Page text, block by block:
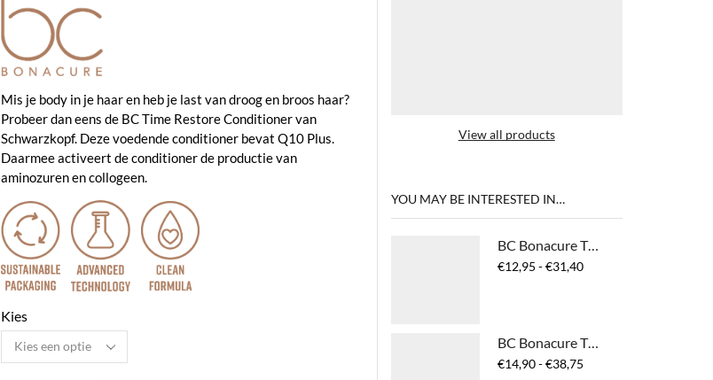
Mis je body in je haar en heb je last van droog en broos haar?
Probeer dan eens de BC Time Restore Conditioner van
Schwarzkopf. Deze voedende conditioner bevat Q10 Plus.
Daarmee activeert de conditioner de productie van
aminozuren en collogeen.
Kies
View all products
YOU MAY BE INTERESTED IN…
BC Bonacure Time Restore Shampoo
€12,95 - €31,40Prijsklasse:
BC Bonacure Time Restore Conditioner
€14,90 - €38,75Prijsklasse: